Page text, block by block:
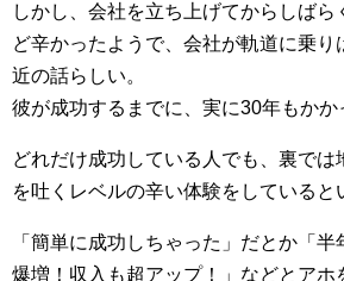
しかし、会社を立ち上げてからしばら
ど辛かったようで、会社が軌道に乗り
近の話らしい。
彼が成功するまでに、実に30年もかか
どれだけ成功している人でも、裏では
を吐くレベルの辛い体験をしていると
「簡単に成功しちゃった」だとか「
爆増！収入も超アップ！」などとアホ